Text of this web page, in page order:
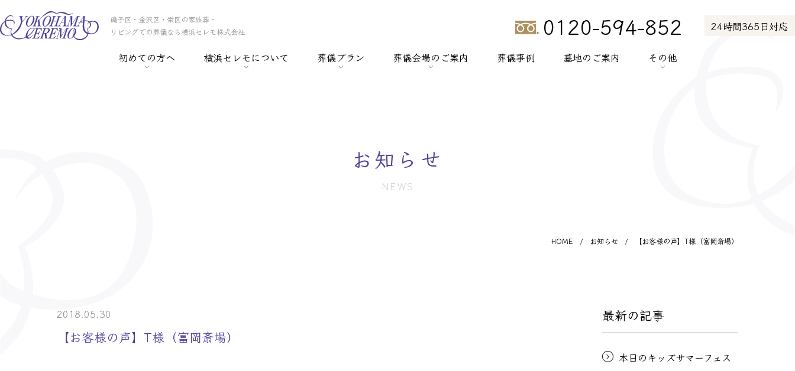
磯子区・金沢区・栄区の家族葬・
リビングでの葬儀なら横浜セレモ株式会社
0120-594-852 24時間365日対応
初めての方へ 横浜セレモについて 葬儀プラン 葬儀会場のご案内
> セレモホール富岡
葬儀事例 墓地のご案内 その他
> サイトポリシー
お知らせ
NEWS
HOME / お知らせ/ 【お客様の声】T様（富岡斎場）
2018.05.30
【お客様の声】T様（富岡斎場）
最新の記事
本日のキッズサマーフェス